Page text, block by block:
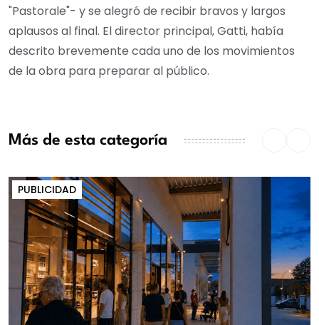
"Pastorale"- y se alegró de recibir bravos y largos
aplausos al final. El director principal, Gatti, había
descrito brevemente cada uno de los movimientos
de la obra para preparar al público.
Más de esta categoría
PUBLICIDAD